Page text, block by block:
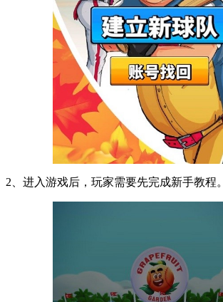
2、进入游戏后，玩家需要先完成新手教程。